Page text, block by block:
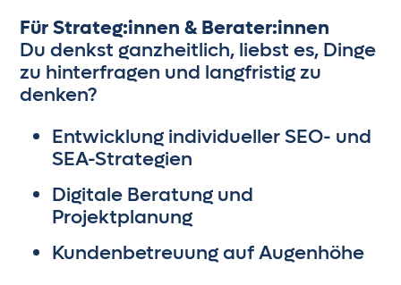
Für Strateg:innen & Berater:innen
Du denkst ganzheitlich, liebst es, Dinge
zu hinterfragen und langfristig zu
denken?
Entwicklung individueller SEO- und
SEA-Strategien
Digitale Beratung und
Projektplanung
Kundenbetreuung auf Augenhöhe